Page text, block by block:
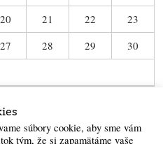
20 21 22
23
27 28 29
30
súbory cookie, aby sme vám
tým, že si zapamätáme vaše